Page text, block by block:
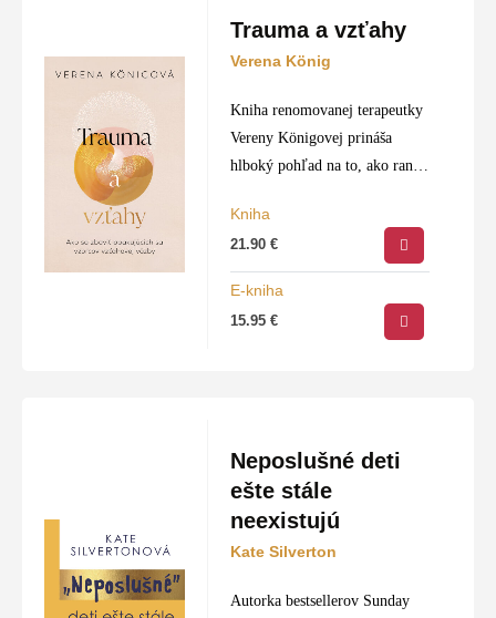
Trauma a vzťahy
Verena König
Kniha renomovanej terapeutky
Vereny Königovej prináša
hlboký pohľad na to, ako rané
detstva formujú naše vzťahy v
dospelosti. Tieto prvotné
skúsenosti, najmä v oblasti
Kniha
21.90€
E-kniha
15.95€
Neposlušné deti
ešte stále
neexistujú
Kate Silverton
Autorka bestsellerov Sunday